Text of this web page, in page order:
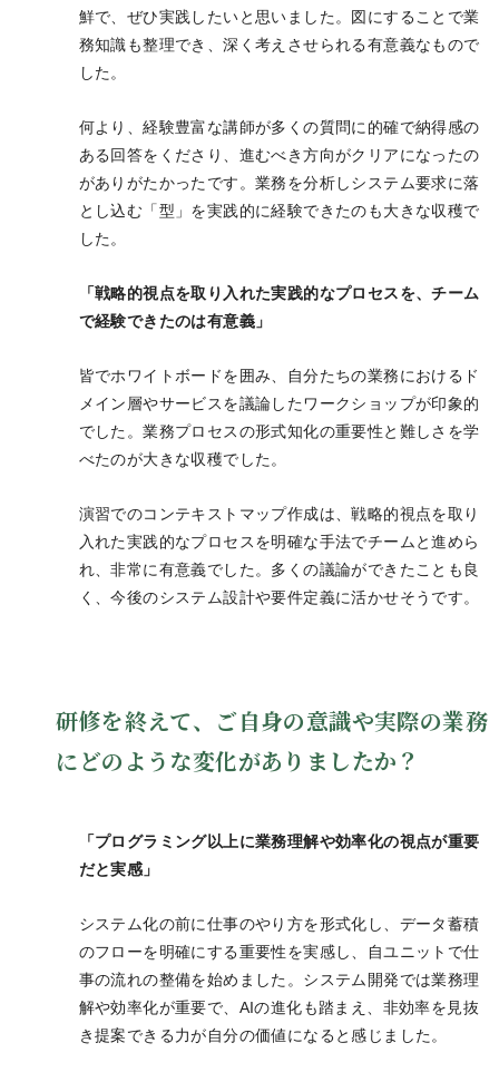
鮮で、ぜひ実践したいと思いました。図にすることで業
務知識も整理でき、深く考えさせられる有意義なもので
した。
何より、経験豊富な講師が多くの質問に的確で納得感の
ある回答をくださり、進むべき方向がクリアになったの
がありがたかったです。業務を分析しシステム要求に落
とし込む「型」を実践的に経験できたのも大きな収穫で
した。
「戦略的視点を取り入れた実践的なプロセスを、チーム
で経験できたのは有意義」
皆でホワイトボードを囲み、自分たちの業務におけるド
メイン層やサービスを議論したワークショップが印象的
でした。業務プロセスの形式知化の重要性と難しさを学
べたのが大きな収穫でした。
演習でのコンテキストマップ作成は、戦略的視点を取り
入れた実践的なプロセスを明確な手法でチームと進めら
れ、非常に有意義でした。多くの議論ができたことも良
く、今後のシステム設計や要件定義に活かせそうです。
研修を終えて、ご自身の意識や実際の業務
にどのような変化がありましたか？
「プログラミング以上に業務理解や効率化の視点が重要
だと実感」
システム化の前に仕事のやり方を形式化し、データ蓄積
のフローを明確にする重要性を実感し、自ユニットで仕
事の流れの整備を始めました。システム開発では業務理
解や効率化が重要で、AIの進化も踏まえ、非効率を見抜
き提案できる力が自分の価値になると感じました。